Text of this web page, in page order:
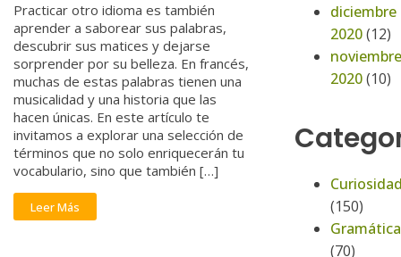
Practicar otro idioma es también
aprender a saborear sus palabras,
descubrir sus matices y dejarse
sorprender por su belleza. En francés,
muchas de estas palabras tienen una
musicalidad y una historia que las
hacen únicas. En este artículo te
invitamos a explorar una selección de
términos que no solo enriquecerán tu
vocabulario, sino que también […]
Leer Más
diciembre
2020(12)
noviembre
2020(10)
(150)
Gramática
(70)